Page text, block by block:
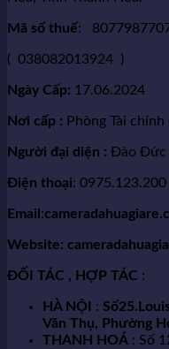
Mã số thuế:
( 038082013924 )
Ngày Cấp: 17.06.2024
Nơi cấp : Phòng Tài
Người đại diện : Đào Đức
Điện thoại: 0975.123.200
Email :
Website:
ĐỐI TÁC , HỢP TÁC :
HÀ NỘI :
Văn Thụ, Phường
THANH HOÁ : Số